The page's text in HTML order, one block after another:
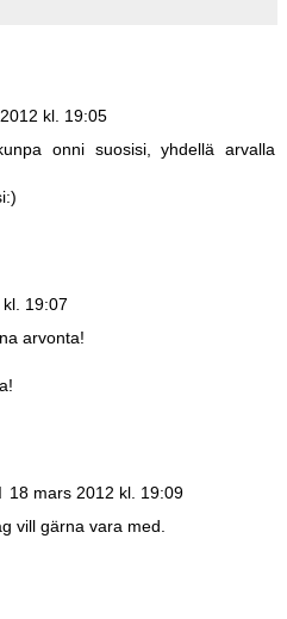
kl. 19:05
onni suosisi, yhdellä arvalla
19:07
arvonta!
18 mars 2012 kl. 19:09
vill gärna vara med.